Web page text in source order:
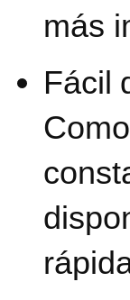
más
Fácil